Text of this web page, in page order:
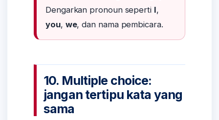
Dengarkan pronoun seperti I,
you, we, dan nama pembicara.
10. Multiple choice:
jangan tertipu kata yang
sama